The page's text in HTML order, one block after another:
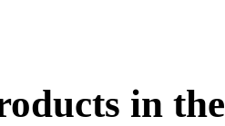
in